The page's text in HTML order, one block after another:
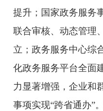
提升；国家政务服务
联合审核、动态管理
立；政务服务中心综
化政务服务平台全面
力显著增强，企业和
事项实现“跨省通办”